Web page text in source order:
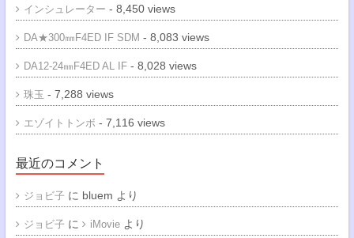
インシュレーター - 8,450 views
DA★300㎜F4ED IF SDM - 8,083 views
DA12-24㎜F4ED AL IF- 8,028 views
珠玉 - 7,288 views
エゾイトトンボ - 7,116 views
最近のコメント
ジョビ子 に bluem より
ジョビ子 に iMovieより